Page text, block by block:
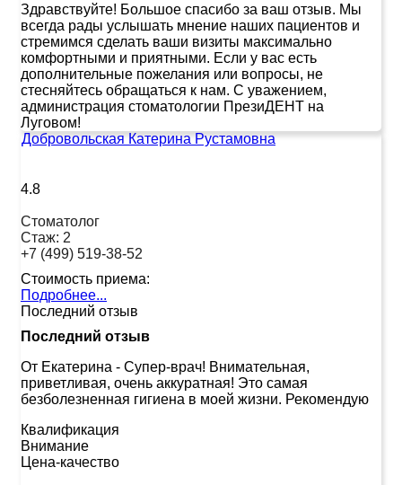
Здравствуйте! Большое спасибо за ваш отзыв. Мы
всегда рады услышать мнение наших пациентов и
стремимся сделать ваши визиты максимально
комфортными и приятными. Если у вас есть
дополнительные пожелания или вопросы, не
стесняйтесь обращаться к нам. С уважением,
администрация стоматологии ПрезиДЕНТ на
Луговом!
Добровольская Катерина Рустамовна
4.8
Стоматолог
Стаж: 2
+7 (499) 519-38-52
Стоимость приема:
Подробнее...
Последний отзыв
Последний отзыв
От Екатерина - Супер-врач! Внимательная,
приветливая, очень аккуратная! Это самая
безболезненная гигиена в моей жизни. Рекомендую
Квалификация
Внимание
Цена-качество